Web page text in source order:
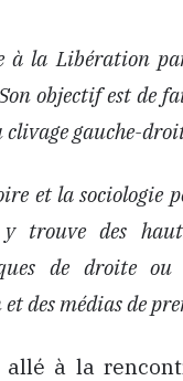
à la Libération
objectif est de
gauche-
et la
des
de droite
des médias de
à la